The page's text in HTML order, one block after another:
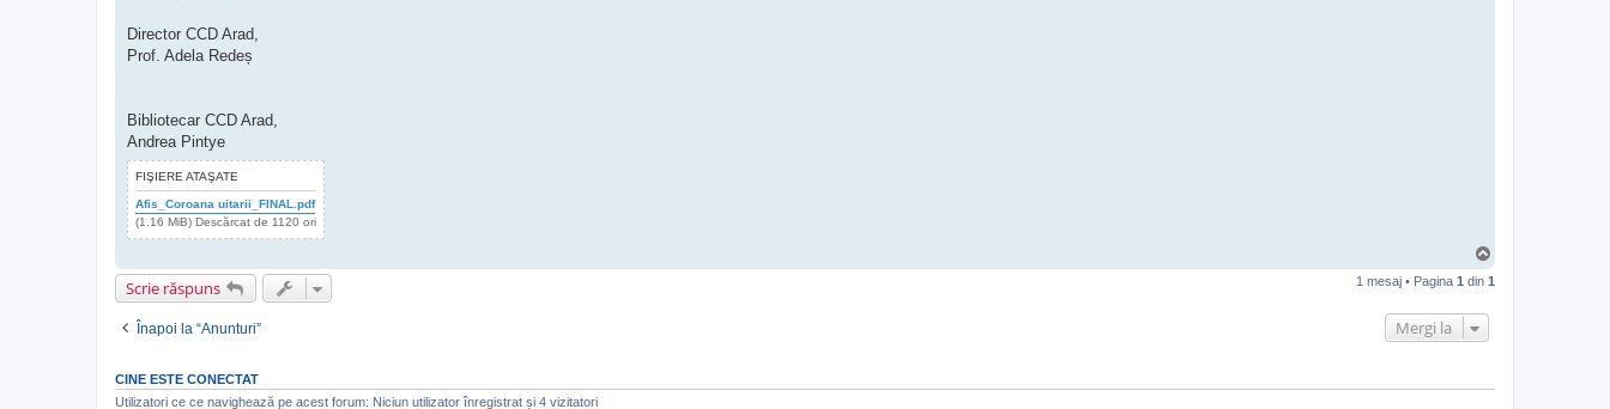
Director CCD Arad,
Prof. Adela Redeș
Bibliotecar CCD Arad,
Andrea Pintye
FIŞIERE ATAŞATE
Afis_Coroana uitarii_FINAL.pdf
(1.16 MiB) Descărcat de 1120 ori
s
Scrie răspuns 1 mesaj • Pagina 1 din 1
Înapoi la “Anunturi” Mergi la
CINE ESTE CONECTAT
Utilizatori ce ce navighează pe acest forum: Niciun utilizator înregistrat și 4 vizitatori